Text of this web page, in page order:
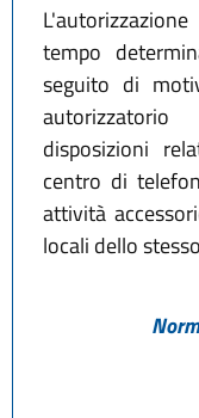
tempo
seguito di
disposizioni
centro di
attività
locali dello